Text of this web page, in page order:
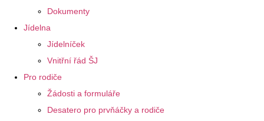
Dokumenty
Jídelna
Jídelníček
Vnitřní řád ŠJ
Pro rodiče
Žádosti a formuláře
Desatero pro prvňáčky a rodiče